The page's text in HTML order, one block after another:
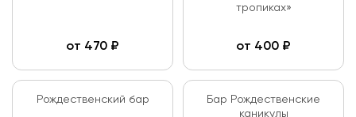
от 470 ₽
тропиках»
от 400 ₽
Рождественский бар
Бар Рождественские
каникулы